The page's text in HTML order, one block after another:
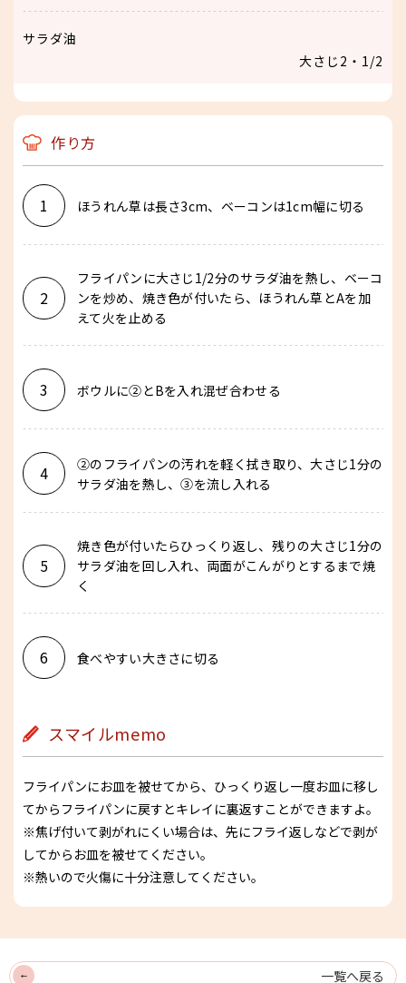
サラダ油
大さじ2・1/2
作り方
1 ほうれん草は長さ3cm、ベーコンは1cm幅に切る
2
フライパンに大さじ1/2分のサラダ油を熱し、ベーコ
ンを炒め、焼き色が付いたら、ほうれん草とAを加
えて火を止める
3 ボウルに②とBを入れ混ぜ合わせる
4
②のフライパンの汚れを軽く拭き取り、大さじ1分の
サラダ油を熱し、③を流し入れる
5
焼き色が付いたらひっくり返し、残りの大さじ1分の
サラダ油を回し入れ、両面がこんがりとするまで焼
く
6 食べやすい大きさに切る
スマイルmemo
フライパンにお皿を被せてから、ひっくり返し一度お皿に移し
てからフライパンに戻すとキレイに裏返すことができますよ。
※焦げ付いて剥がれにくい場合は、先にフライ返しなどで剥が
してからお皿を被せてください。
※熱いので火傷に十分注意してください。
一覧へ戻る